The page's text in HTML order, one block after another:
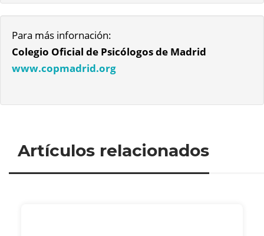
Para más infornación:
Colegio Oficial de Psicólogos de Madrid
www.copmadrid.org
Artículos relacionados